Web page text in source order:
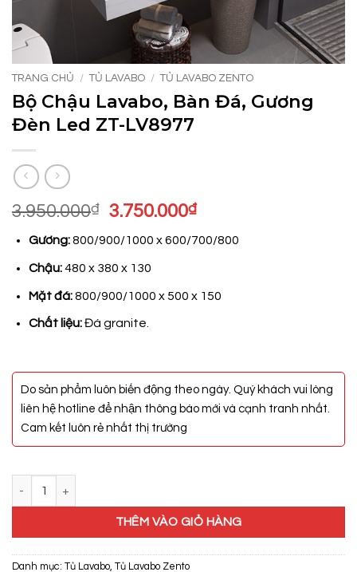
TRANG CHỦ / TỦ LAVABO / TỦ LAVABO ZENTO
Bộ Chậu Lavabo, Bàn Đá, Gương
Đèn Led ZT-LV8977
3.950.000₫
Giá
là:
3.950.000₫.
3.750.000₫Giá
tại
3.750.000₫.
Gương:800/900/1000 x 600/700/800
Chậu:480 x 380 x 130
Mặt đá:800/900/1000 x 500 x 150
Chất liệu:Đá granite.
Do sản phẩm luôn biến động theo ngày. Quý khách vui lòng
liên hệ hotline để nhận thông báo mới và cạnh tranh nhất.
Cam kết luôn rẻ nhất thị trường
THÊM VÀO GIỎ HÀNG
Danh mục: Tủ Lavabo, Tủ Lavabo Zento